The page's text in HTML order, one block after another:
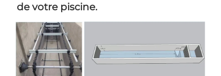
de votre piscine.